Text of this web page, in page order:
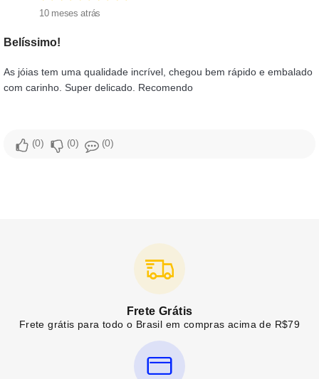
10 meses atrás
Belíssimo!
As jóias tem uma qualidade incrível, chegou bem rápido e embalado
com carinho. Super delicado. Recomendo
0 0 0
Frete Grátis
Frete grátis para todo o Brasil em compras acima de R$79